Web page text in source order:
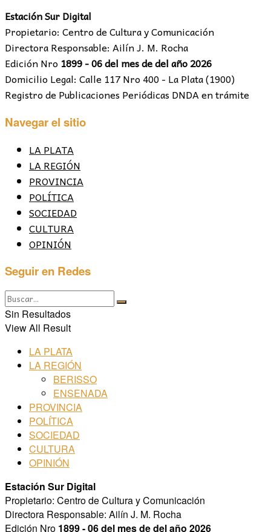
Estación Sur Digital
Propietario: Centro de Cultura y Comunicación
Directora Responsable: Ailín J. M. Rocha
Edición Nro 1899 - 06 del mes de del año 2026
Domicilio Legal: Calle 117 Nro 400 - La Plata (1900)
Registro de Publicaciones Periódicas DNDA en trámite
Navegar el sitio
LA PLATA
LA REGIÓN
PROVINCIA
POLÍTICA
SOCIEDAD
CULTURA
OPINIÓN
Seguir en Redes
Sin Resultados
View All Result
LA PLATA
LA REGIÓN
BERISSO
ENSENADA
PROVINCIA
POLÍTICA
SOCIEDAD
CULTURA
OPINIÓN
Estación Sur Digital
Propietario: Centro de Cultura y Comunicación
Directora Responsable: Ailín J. M. Rocha
Edición Nro 1899 - 06 del mes de del año 2026